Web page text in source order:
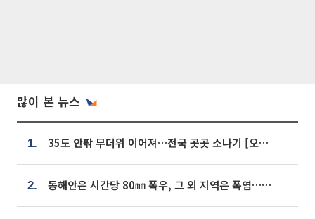
많이 본 뉴스
1. 35도 안팎 무더위 이어져…전국 곳곳 소나기 [오늘 날씨]
2. 동해안은 시간당 80㎜ 폭우, 그 외 지역은 폭염…‘극과 극 날씨’